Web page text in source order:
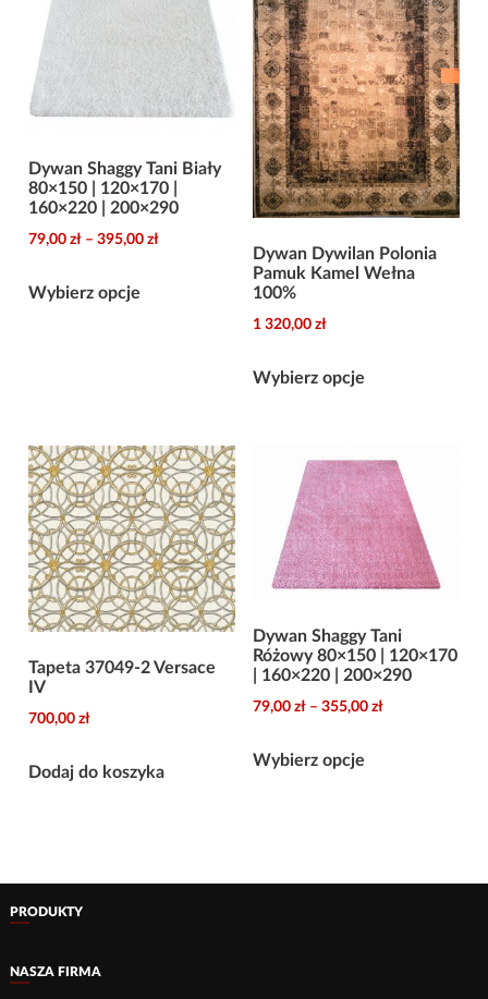
Dywan Shaggy Tani Biały
80×150 | 120×170 |
160×220 | 200×290
79,00 zł – 395,00 złZakres
Wybierz opcje
można
wybrać
na
stronie
produktu
Dywan Dywilan Polonia
Pamuk Kamel Wełna
100%
1 320,00 zł
Wybierz opcje
wariantów.
Opcje
można
wybrać
stronie
produktu
Tapeta 37049-2 Versace
IV
700,00 zł
Dodaj do koszyka
Dywan Shaggy Tani
Różowy 80×150 | 120×170
| 160×220 | 200×290
79,00 zł – 355,00 złZakres
Wybierz opcje
PRODUKTY
NASZA FIRMA